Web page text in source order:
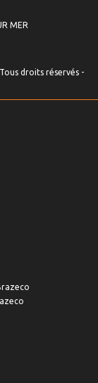
MER
droits réservés -